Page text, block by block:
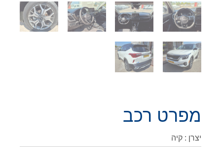
מפרט רכב
יצרן : קיה